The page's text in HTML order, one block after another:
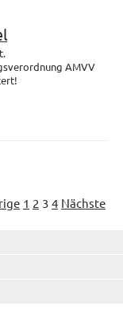
AMVV
1 2 3 4 Nächste